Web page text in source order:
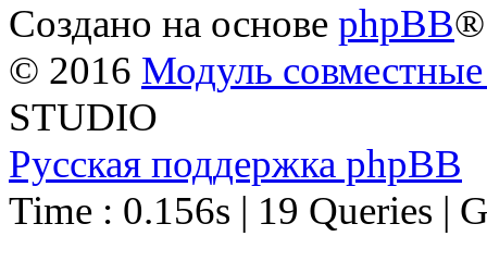
Создано на основе phpBB®
© 2016 Модуль
STUDIO
Русская поддержка phpBB
Time : 0.156s | 19 Queries |